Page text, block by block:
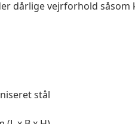
dårlige vejrforhold såsom
stål